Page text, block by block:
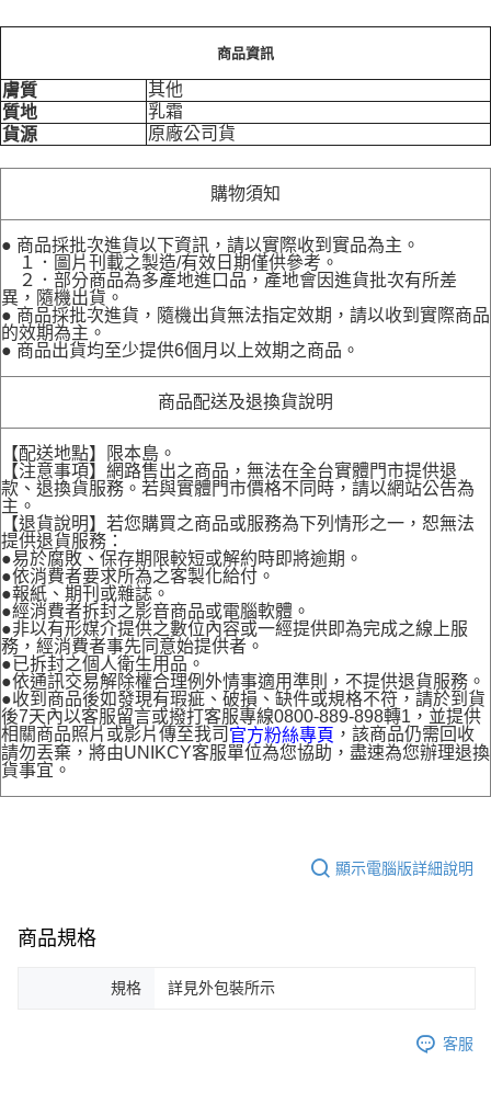
商品資訊
膚質
其他
質地
乳霜
貨源
原廠公司貨
購物須知
● 商品採批次進貨以下資訊，請以實際收到實品為主。
１．圖片刊載之製造/有效日期僅供參考。
２．部分商品為多產地進口品，產地會因進貨批次有所差
異，隨機出貨。
● 商品採批次進貨，隨機出貨無法指定效期，請以收到實際商品
的效期為主。
● 商品出貨均至少提供6個月以上效期之商品。
商品配送及退換貨說明
【配送地點】限本島。
【注意事項】網路售出之商品，無法在全台實體門市提供退
款、退換貨服務。若與實體門市價格不同時，請以網站公告為
主。
【退貨說明】若您購買之商品或服務為下列情形之一，恕無法
提供退貨服務：
●易於腐敗、保存期限較短或解約時即將逾期。
●依消費者要求所為之客製化給付。
●報紙、期刊或雜誌。
●經消費者拆封之影音商品或電腦軟體。
●非以有形媒介提供之數位內容或一經提供即為完成之線上服
務，經消費者事先同意始提供者。
●已拆封之個人衛生用品。
●依通訊交易解除權合理例外情事適用準則，不提供退貨服務。
●收到商品後如發現有瑕疵、破損、缺件或規格不符，請於到貨
後7天內以客服留言或撥打客服專線0800-889-898轉1，並提供
相關商品照片或影片傳至我司 官方粉絲專頁 ，該商品仍需回收
請勿丟棄，將由UNIKCY客服單位為您協助，盡速為您辦理退換
貨事宜。
顯示電腦版詳細說明
商品規格
規格 詳見外包裝所示
客服